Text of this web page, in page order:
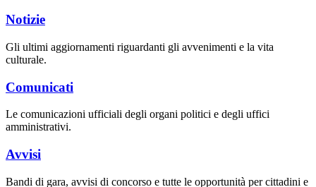
Notizie
Gli ultimi aggiornamenti riguardanti gli avvenimenti e la vita
culturale.
Comunicati
Le comunicazioni ufficiali degli organi politici e degli uffici
amministrativi.
Avvisi
Bandi di gara, avvisi di concorso e tutte le opportunità per cittadini e